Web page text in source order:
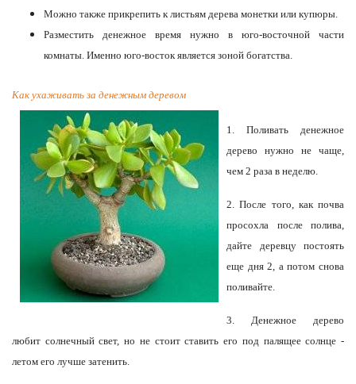
Можно также прикрепить к листьям дерева монетки или купюры.
Разместить денежное время нужно в юго-восточной части
комнаты. Именно юго-восток является зоной богатства.
Как ухаживать за денежным деревом
1. Поливать денежное
дерево нужно не чаще,
чем 2 раза в неделю.
2. После того, как почва
просохла после полива,
дайте деревцу постоять
еще дня 2, а потом снова
поливайте.
3. Денежное дерево
любит солнечный свет, но не стоит ставить его под палящее солнце -
летом его лучше затенить.